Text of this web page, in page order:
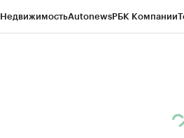
НедвижимостьAutonewsРБК Компании